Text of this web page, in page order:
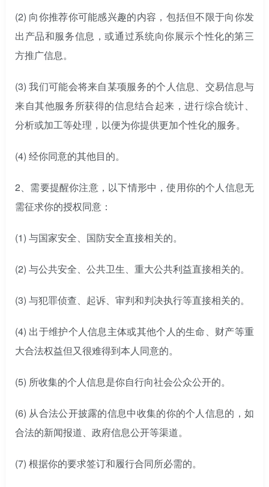
(2) 向你推荐你可能感兴趣的内容，包括但不限于向你发
出产品和服务信息，或通过系统向你展示个性化的第三
方推广信息。
(3) 我们可能会将来自某项服务的个人信息、交易信息与
来自其他服务所获得的信息结合起来，进行综合统计、
分析或加工等处理，以便为你提供更加个性化的服务。
(4) 经你同意的其他目的。
2、需要提醒你注意，以下情形中，使用你的个人信息无
需征求你的授权同意：
(1) 与国家安全、国防安全直接相关的。
(2) 与公共安全、公共卫生、重大公共利益直接相关的。
(3) 与犯罪侦查、起诉、审判和判决执行等直接相关的。
(4) 出于维护个人信息主体或其他个人的生命、财产等重
大合法权益但又很难得到本人同意的。
(5) 所收集的个人信息是你自行向社会公众公开的。
(6) 从合法公开披露的信息中收集的你的个人信息的，如
合法的新闻报道、政府信息公开等渠道。
(7) 根据你的要求签订和履行合同所必需的。